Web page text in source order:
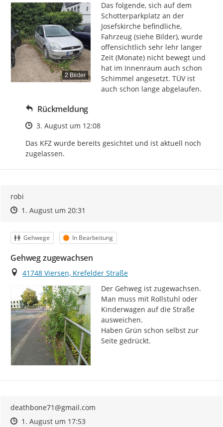
2 Bilder
Das folgende, sich auf dem
Schotterparkplatz an der
Josefskirche befindliche,
Fahrzeug (siehe Bilder), wurde
offensichtlich sehr lehr langer
Zeit (Monate) nicht bewegt und
hat im Innenraum auch schon
Schimmel angesetzt. TÜV ist
auch schon lange abgelaufen.
Rückmeldung
Zeitpunkt des Erstellens
3. August um 12:08
Das KFZ wurde bereits gesichtet und ist aktuell noch
zugelassen.
robi
Zeitpunkt des Erstellens
Zeitpunkt des Erstellens
1. August um 20:31
Kategorie
Gehwege Status
In Bearbeitung
Gehweg zugewachsen
Ort
41748 Viersen, Krefelder Straße
Der Gehweg ist zugewachsen.
Man muss mit Rollstuhl oder
Kinderwagen auf die Straße
ausweichen.
Haben Grün schon selbst zur
Seite gedrückt.
deathbone71@gmail.com
Zeitpunkt des Erstellens
Zeitpunkt des Erstellens
1. August um 17:53Zur Äußerung